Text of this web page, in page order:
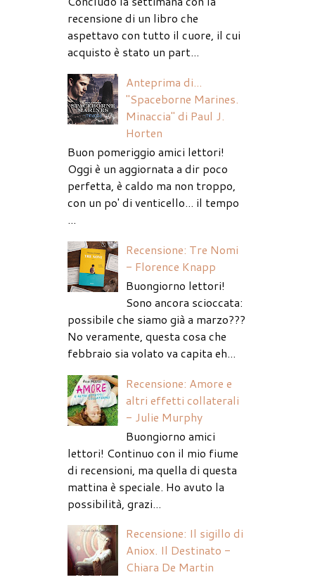
recensione di un libro che
aspettavo con tutto il cuore, il cui
acquisto è stato un part...
Anteprima di...
"Spaceborne Marines.
Minaccia" di Paul J.
Horten
Buon pomeriggio amici lettori!
Oggi è un aggiornata a dir poco
perfetta, è caldo ma non troppo,
con un po' di venticello... il tempo
...
Recensione: Tre Nomi
- Florence Knapp
Buongiorno lettori!
Sono ancora scioccata:
possibile che siamo già a marzo???
No veramente, questa cosa che
febbraio sia volato va capita eh...
Recensione: Amore e
altri effetti collaterali
- Julie Murphy
Buongiorno amici
lettori! Continuo con il mio fiume
di recensioni, ma quella di questa
mattina è speciale. Ho avuto la
possibilità, grazi...
Recensione: Il sigillo di
Aniox. Il Destinato -
Chiara De Martin